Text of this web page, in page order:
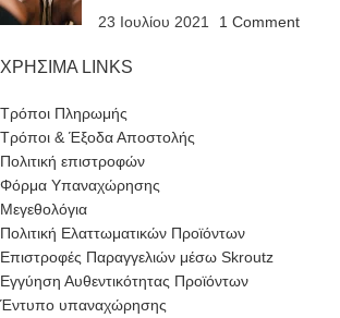
23 Ιουλίου 2021
1 Comment
ΧΡΗΣΙΜΑ LINKS
Τρόποι Πληρωμής
Τρόποι & Έξοδα Αποστολής
Πολιτική επιστροφών
Φόρμα Υπαναχώρησης
Μεγεθολόγια
Πολιτική Ελαττωματικών Προϊόντων
Επιστροφές Παραγγελιών μέσω Skroutz
Εγγύηση Αυθεντικότητας Προϊόντων
Έντυπο υπαναχώρησης